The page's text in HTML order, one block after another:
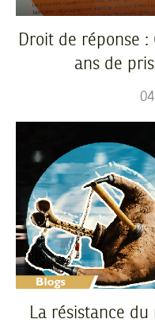
Droit de réponse
ans de
04
La résistance